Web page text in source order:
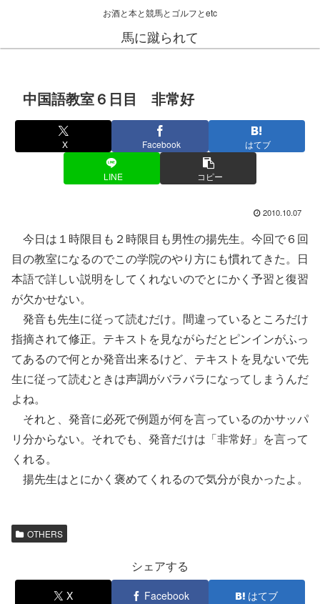
お酒と本と競馬とゴルフとetc
馬に蹴られて
中国語教室６日目 非常好
X Facebook はてブ
LINE コピー
2010.10.07
今日は１時限目も２時限目も男性の揚先生。今回で６回
目の教室になるのでこの学院のやり方にも慣れてきた。日
本語で詳しい説明をしてくれないのでとにかく予習と復習
が欠かせない。
発音も先生に従って読むだけ。間違っているところだけ
指摘されて修正。テキストを見ながらだとピンインがふっ
てあるので何とか発音出来るけど、テキストを見ないで先
生に従って読むときは声調がバラバラになってしまうんだ
よね。
それと、発音に必死で例題が何を言っているのかサッパ
リ分からない。それでも、発音だけは「非常好」を言って
くれる。
揚先生はとにかく褒めてくれるので気分が良かったよ。
OTHERS
シェアする
X Facebook はてブ